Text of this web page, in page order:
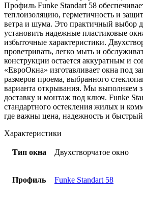
Профиль Funke Standart 58
теплоизоляцию, герметичность и
ветра и шума. Это практичный выбор
установить надежные пластиковые
избыточные характеристики.
проветривать, легко мыть и
конструкции остается аккуратным и
«ЕвроОкна» изготавливает окна под
размеров проема, выбранного
варианта открывания. Мы выполняем
доставку и монтаж под ключ. Funke
стандартного остекления жилых и
где важны цена, надежность и
Характеристики
Тип окна Двухстворчатое окно
Профиль Funke Standart 58